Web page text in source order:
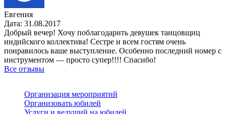
Евгения
Дата: 31.08.2017
Добрый вечер! Хочу поблагодарить девушек танцовщиц
индийского коллектива! Сестре и всем гостям очень
понравилось ваше выступление. Особенно последний номер с
инструментом — просто супер!!!! Спасибо!
Все отзывы
Организация мероприятий
Организовать юбилей